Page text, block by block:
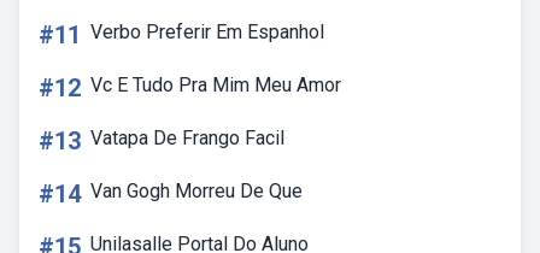
#11 Verbo Preferir Em Espanhol
#12 Vc E Tudo Pra Mim Meu Amor
#13 Vatapa De Frango Facil
#14 Van Gogh Morreu De Que
#15 Unilasalle Portal Do Aluno